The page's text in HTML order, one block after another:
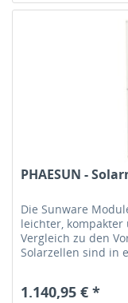
PHAESUN -
Die Sunware
leichter,
Vergleich zu den
Solarzellen sind in
1.140,95 € *